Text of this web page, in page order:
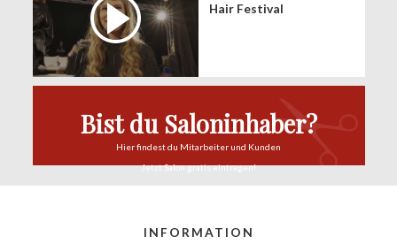
Hair Festival
Bist du Saloninhaber?
Hier findest du Mitarbeiter und Kunden
Jetzt Salongratis eintragen!
INFORMATION